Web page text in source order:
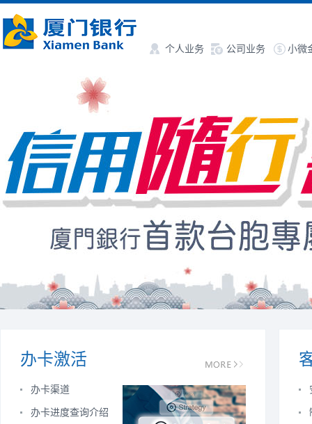
个人业务 公司业务 小微
办卡激活
办卡渠道
办卡进度查询介绍